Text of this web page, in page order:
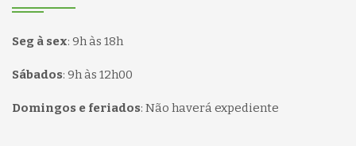
Seg à sex: 9h às 18h
Sábados: 9h às 12h00
Domingos e feriados: Não haverá expediente